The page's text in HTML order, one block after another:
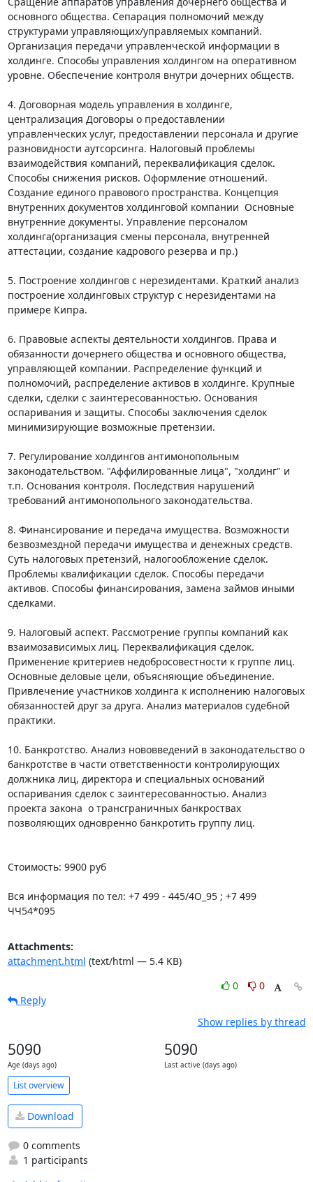
основного общества. Сепарация полномочий между
структурами управляющих/управляемых компаний.
Организация передачи управленческой информации в
холдинге. Способы управления холдингом на оперативном
уровне. Обеспечение контроля внутри дочерних обществ.
4. Договорная модель управления в холдинге,
централизация Договоры о предоставлении
управленческих услуг, предоставлении персонала и другие
разновидности аутсорсинга. Налоговый проблемы
взаимодействия компаний, переквалификация сделок.
Способы снижения рисков. Оформление отношений.
Создание единого правового пространства. Концепция
внутренних документов холдинговой компании  Основные
внутренние документы. Управление персоналом
холдинга(организация смены персонала, внутренней
аттестации, создание кадрового резерва и пр.)
5. Построение холдингов с нерезидентами. Краткий анализ
построение холдинговых структур с нерезидентами на
примере Кипра.
6. Правовые аспекты деятельности холдингов. Права и
обязанности дочернего общества и основного общества,
управляющей компании. Распределение функций и
полномочий, распределение активов в холдинге. Крупные
сделки, сделки с заинтересованностью. Основания
оспаривания и защиты. Способы заключения сделок
минимизирующие возможные претензии.
7. Регулирование холдингов антимонопольным
законодательством. "Аффилированные лица", "холдинг" и
т.п. Основания контроля. Последствия нарушений
требований антимонопольного законодательства.
8. Финансирование и передача имущества. Возможности
безвозмездной передачи имущества и денежных средств.
Суть налоговых претензий, налогообложение сделок.
Проблемы квалификации сделок. Способы передачи
активов. Способы финансирования, замена займов иными
сделками.
9. Налоговый аспект. Рассмотрение группы компаний как
взаимозависимых лиц. Переквалификация сделок.
Применение критериев недобросовестности к группе лиц.
Основные деловые цели, объясняющие объединение.
Привлечение участников холдинга к исполнению налоговых
обязанностей друг за друга. Анализ материалов судебной
практики.
10. Банкротство. Анализ нововведений в законодательство о
банкротстве в части ответственности контролирующих
должника лиц, директора и специальных оснований
оспаривания сделок с заинтересованностью. Анализ
проекта закона  о трансграничных банкроствах
позволяющих одновренно банкротить группу лиц.
Cтоимоcть: 9900 руб
Вся информация по тел: +7 499 - 445/4О_95 ; +7 499
ЧЧ54*095
Attachments:
attachment.html (text/html — 5.4 KB)
0
0
Reply
Show replies by thread
5090
Age (days ago)
5090
Last active (days ago)
List overview
Download
0 comments
1 participants